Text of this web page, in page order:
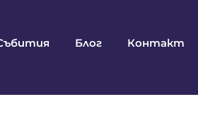
Блог Контакт